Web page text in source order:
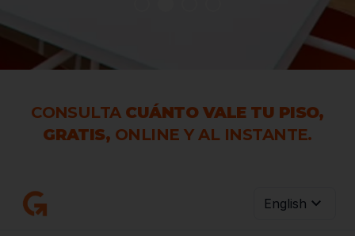
CONSULTA
CUÁNTO VALE TU PISO,
GRATIS,